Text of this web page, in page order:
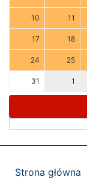
10 11
17 18
24 25
31 1
Strona główna